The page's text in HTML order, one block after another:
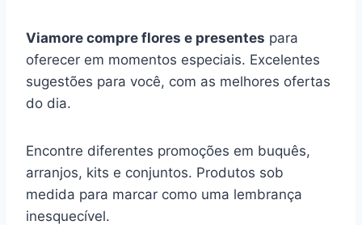
Viamore compre flores e presentes para
oferecer em momentos especiais. Excelentes
sugestões para você, com as melhores ofertas
do dia.
Encontre diferentes promoções em buquês,
arranjos, kits e conjuntos. Produtos sob
medida para marcar como uma lembrança
inesquecível.